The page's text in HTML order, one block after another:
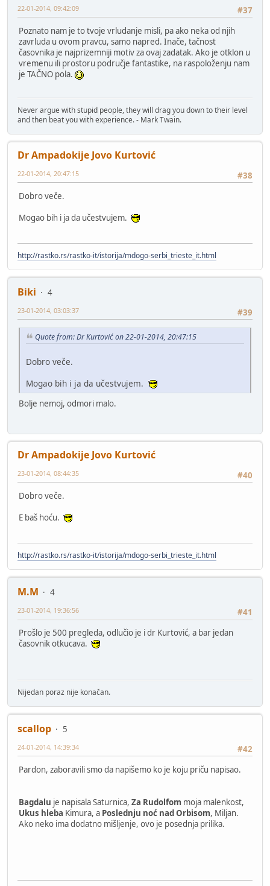
#37
22-01-2014, 09:42:09
Poznato nam je to tvoje vrludanje misli, pa ako neka od njih
zavrluda u ovom pravcu, samo napred. Inače, tačnost
časovnika je najprizemniji motiv za ovaj zadatak. Ako je otklon u
vremenu ili prostoru područje fantastike, na raspoloženju nam
je TAČNO pola.
Never argue with stupid people, they will drag you down to their level
and then beat you with experience. - Mark Twain.
Dr Ampadokije Jovo Kurtović
#38
22-01-2014, 20:47:15
Dobro veče.
Mogao bih i ja da učestvujem.
http://rastko.rs/rastko-it/istorija/mdogo-serbi_trieste_it.html
Biki
4
#39
23-01-2014, 03:03:37
Quote from: Dr Kurtović on 22-01-2014, 20:47:15
Dobro veče.
Mogao bih i ja da učestvujem.
Bolje nemoj, odmori malo.
Dr Ampadokije Jovo Kurtović
#40
23-01-2014, 08:44:35
Dobro veče.
E baš hoću.
http://rastko.rs/rastko-it/istorija/mdogo-serbi_trieste_it.html
M.M
4
#41
23-01-2014, 19:36:56
Prošlo je 500 pregleda, odlučio je i dr Kurtović, a bar jedan
časovnik otkucava.
Nijedan poraz nije konačan.
scallop
5
#42
24-01-2014, 14:39:34
Pardon, zaboravili smo da napišemo ko je koju priču napisao.
Bagdalu je napisala Saturnica, Za Rudolfom moja malenkost,
Ukus hleba Kimura, a Poslednju noć nad Orbisom, Miljan.
Ako neko ima dodatno mišljenje, ovo je posednja prilika.